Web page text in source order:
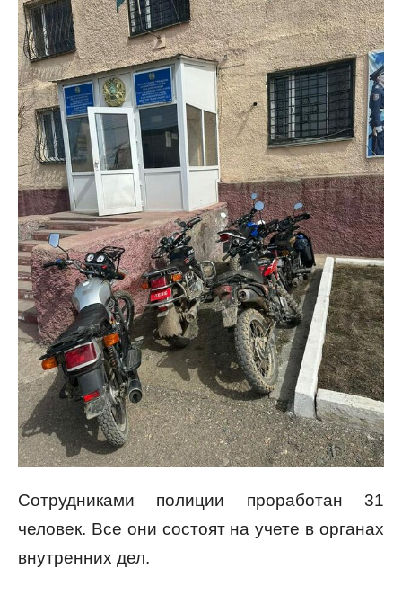
Сотрудниками полиции проработан 31
человек. Все они состоят на учете в органах
внутренних дел.